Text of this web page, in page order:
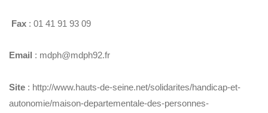
Fax : 01 41 91 93 09
Email : mdph@mdph92.fr
Site : http://www.hauts-de-seine.net/solidarites/handicap-et-
autonomie/maison-departementale-des-personnes-